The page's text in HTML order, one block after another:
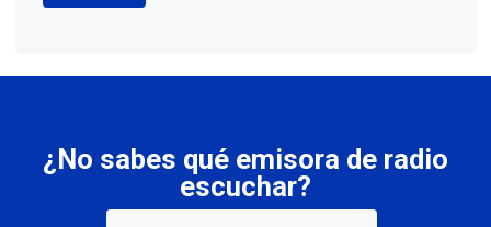
¿No sabes qué emisora de radio
escuchar?